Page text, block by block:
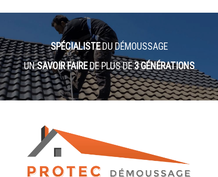
SPÉCIALISTEDU DÉMOUSSAGE
UNSAVOIR FAIREDE PLUS DE3 GÉNÉRATIONS